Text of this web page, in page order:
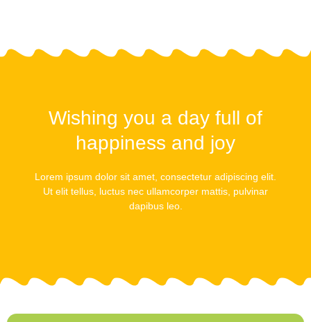
Wishing you a day full of
happiness and joy
Lorem ipsum dolor sit amet, consectetur adipiscing elit.
Ut elit tellus, luctus nec ullamcorper mattis, pulvinar
dapibus leo.